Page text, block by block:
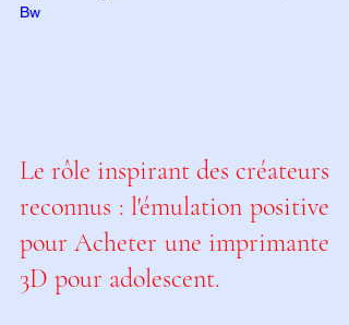
Bw
Le rôle inspirant des créateurs
reconnus : l'émulation positive
pour Acheter une imprimante
3D pour adolescent.